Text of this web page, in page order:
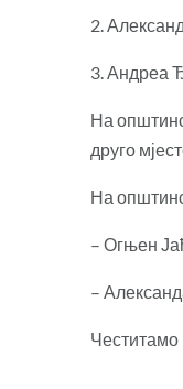
2.
3. Андреа
На
друго
На
– Огњен
–
Честитамо